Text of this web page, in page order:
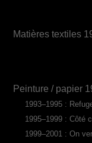
Matières textiles
Peinture / papier
1993–1995 :
1995–1999 : Côté
1999–2001 : On